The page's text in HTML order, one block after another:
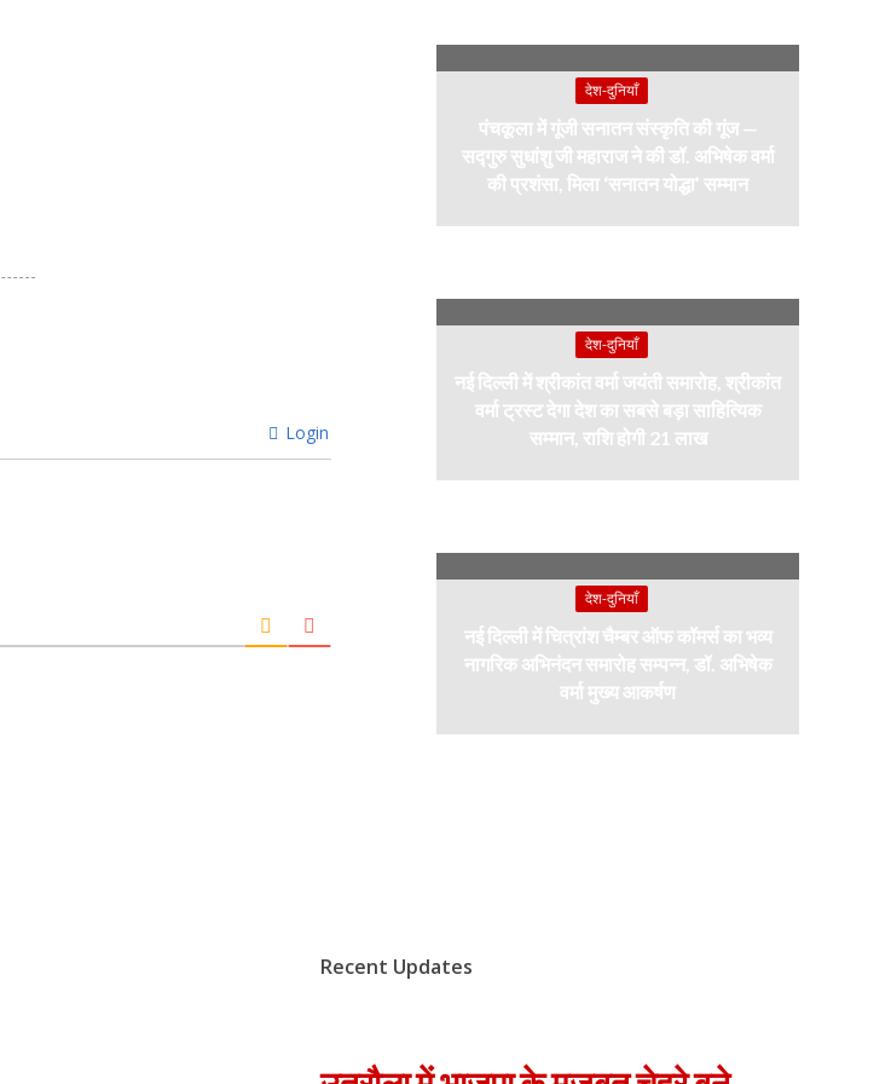
Login
देश-दुनियाँ
पंचकूला में गूंजी सनातन संस्कृति की गूंज —
सद्गुरु सुधांशु जी महाराज ने की डॉ. अभिषेक वर्मा
की प्रशंसा, मिला ‘सनातन योद्धा’ सम्मान
देश-दुनियाँ
नई दिल्ली में श्रीकांत वर्मा जयंती समारोह, श्रीकांत
वर्मा ट्रस्ट देगा देश का सबसे बड़ा साहित्यिक
सम्मान, राशि होगी 21 लाख
देश-दुनियाँ
नई दिल्ली में चित्रांश चैम्बर ऑफ कॉमर्स का भव्य
नागरिक अभिनंदन समारोह सम्पन्न, डॉ. अभिषेक
वर्मा मुख्य आकर्षण
Recent Updates